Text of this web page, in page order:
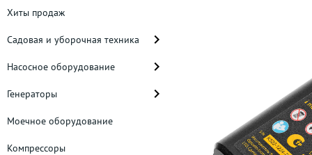
Хиты продаж
Садовая и уборочная техника
Насосное оборудование
Генераторы
Моечное оборудование
Компрессоры